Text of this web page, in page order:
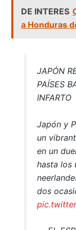
DE INTERES
a Honduras
JAPÓN
PAÍSES
INFARTO
Japón y
un
en un
hasta los
dos